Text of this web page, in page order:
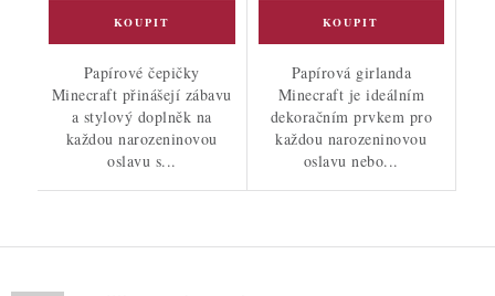
Papírové čepičky
Minecraft přinášejí zábavu
a stylový doplněk na
každou narozeninovou
oslavu s...
Papírová girlanda
Minecraft je ideálním
dekoračním prvkem pro
každou narozeninovou
oslavu nebo...